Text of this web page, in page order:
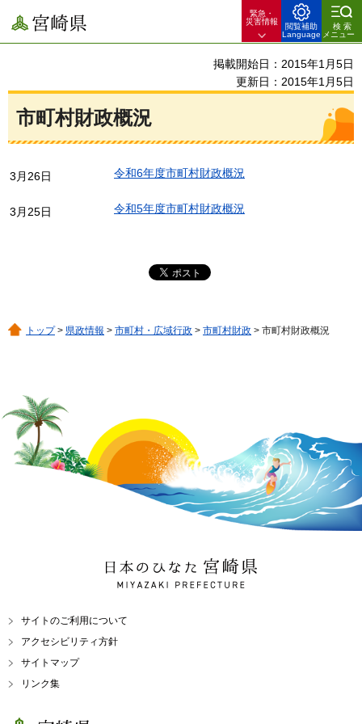
宮崎県
緊急・
災害情報
閲覧補助
Language
検索
メニュー
掲載開始日：2015年1月5日
更新日：2015年1月5日
市町村財政概況
3月26日 令和6年度市町村財政概況
3月25日 令和5年度市町村財政概況
トップ> 県政情報 > 市町村・広域行政 > 市町村財政 > 市町村財政概況
日本のひなた 宮崎県
MIYAZAKI PREFECTURE
サイトのご利用について
アクセシビリティ方針
サイトマップ
リンク集